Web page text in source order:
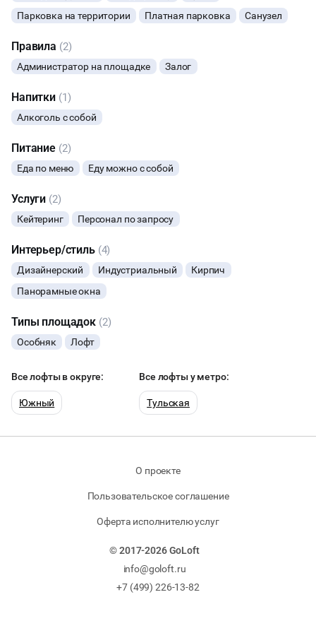
Мы предлагаем оборудованную онлайн студию с
количеством до 70 гостей.
| Действуют специальные условия для проведения онлайн
Парковка на территории
Платная парковка Санузел
Правила (2)
Администратор на площадке Залог
Напитки (1)
Алкоголь с собой
Питание (2)
Еда по меню Еду можно с собой
Услуги (2)
Кейтеринг Персонал по запросу
Интерьер/стиль (4)
Дизайнерский Индустриальный
Кирпич
Панорамные окна
Типы площадок (2)
Особняк Лофт
ВЫПУСКНЫЕ
НОВЫЙ ГОД
МАСТЕР-КЛАСС
СЕМИНАРЫ
ВЫСТАВКИ
ФУРШЕТЫ
ХАКАТОНЫ
Все лофты в округе:
Южный
Все лофты у метро:
Тульская
О проекте
Пользовательское соглашение
Оферта исполнителю услуг
© 2017-2026 GoLoft
info@goloft.ru
+7 (499) 226-13-82